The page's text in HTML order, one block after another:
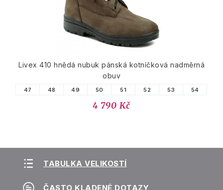
Livex 410 hnědá nubuk pánská kotníčková nadměrná
obuv
47 48 49 50 51 52 53 54
4 790 Kč
TABULKA VELIKOSTÍ
ČASTO KLADENÉ DOTAZY